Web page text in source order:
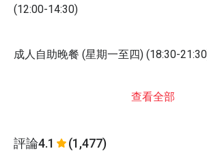
(12:00-14:30)
成人自助晚餐 (星期一至四) (18:30-
查看全部
評論4.1 (1,477)